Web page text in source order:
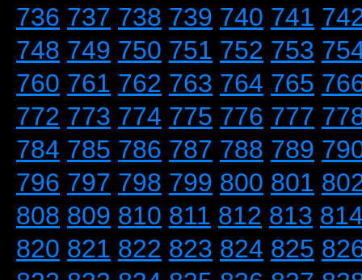
736 737 738 739 740 741
748 749 750 751 752 753
760 761 762 763 764 765
772 773 774 775 776 777
784 785 786 787 788 789
796 797 798 799 800 801
808 809 810 811 812 813
820 821 822 823 824 825